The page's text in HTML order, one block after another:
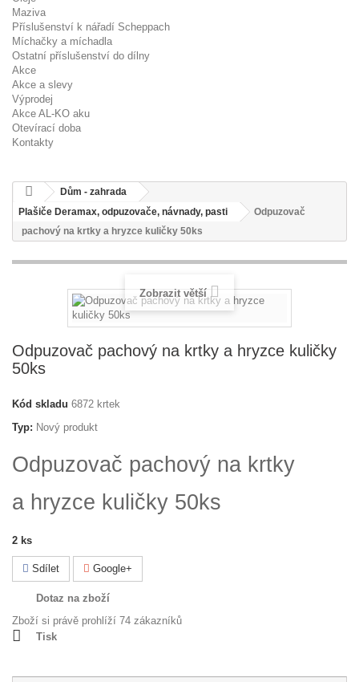
Maziva
Příslušenství k nářadí Scheppach
Míchačky a míchadla
Ostatní příslušenství do dílny
Akce
Akce a slevy
Výprodej
Akce AL-KO aku
Otevírací doba
Kontakty
Dům - zahrada
Plašiče Deramax, odpuzovače, návnady, pasti
Odpuzovač
pachový na krtky a hryzce kuličky 50ks
Zobrazit větší
Odpuzovač pachový na krtky a hryzce kuličky
50ks
Kód skladu 6872 krtek
Typ: Nový produkt
Odpuzovač pachový na krtky
a hryzce kuličky 50ks
2 ks
Sdílet Google+
Dotaz na zboží
Zboží si právě prohlíží 74 zákazníků
Tisk